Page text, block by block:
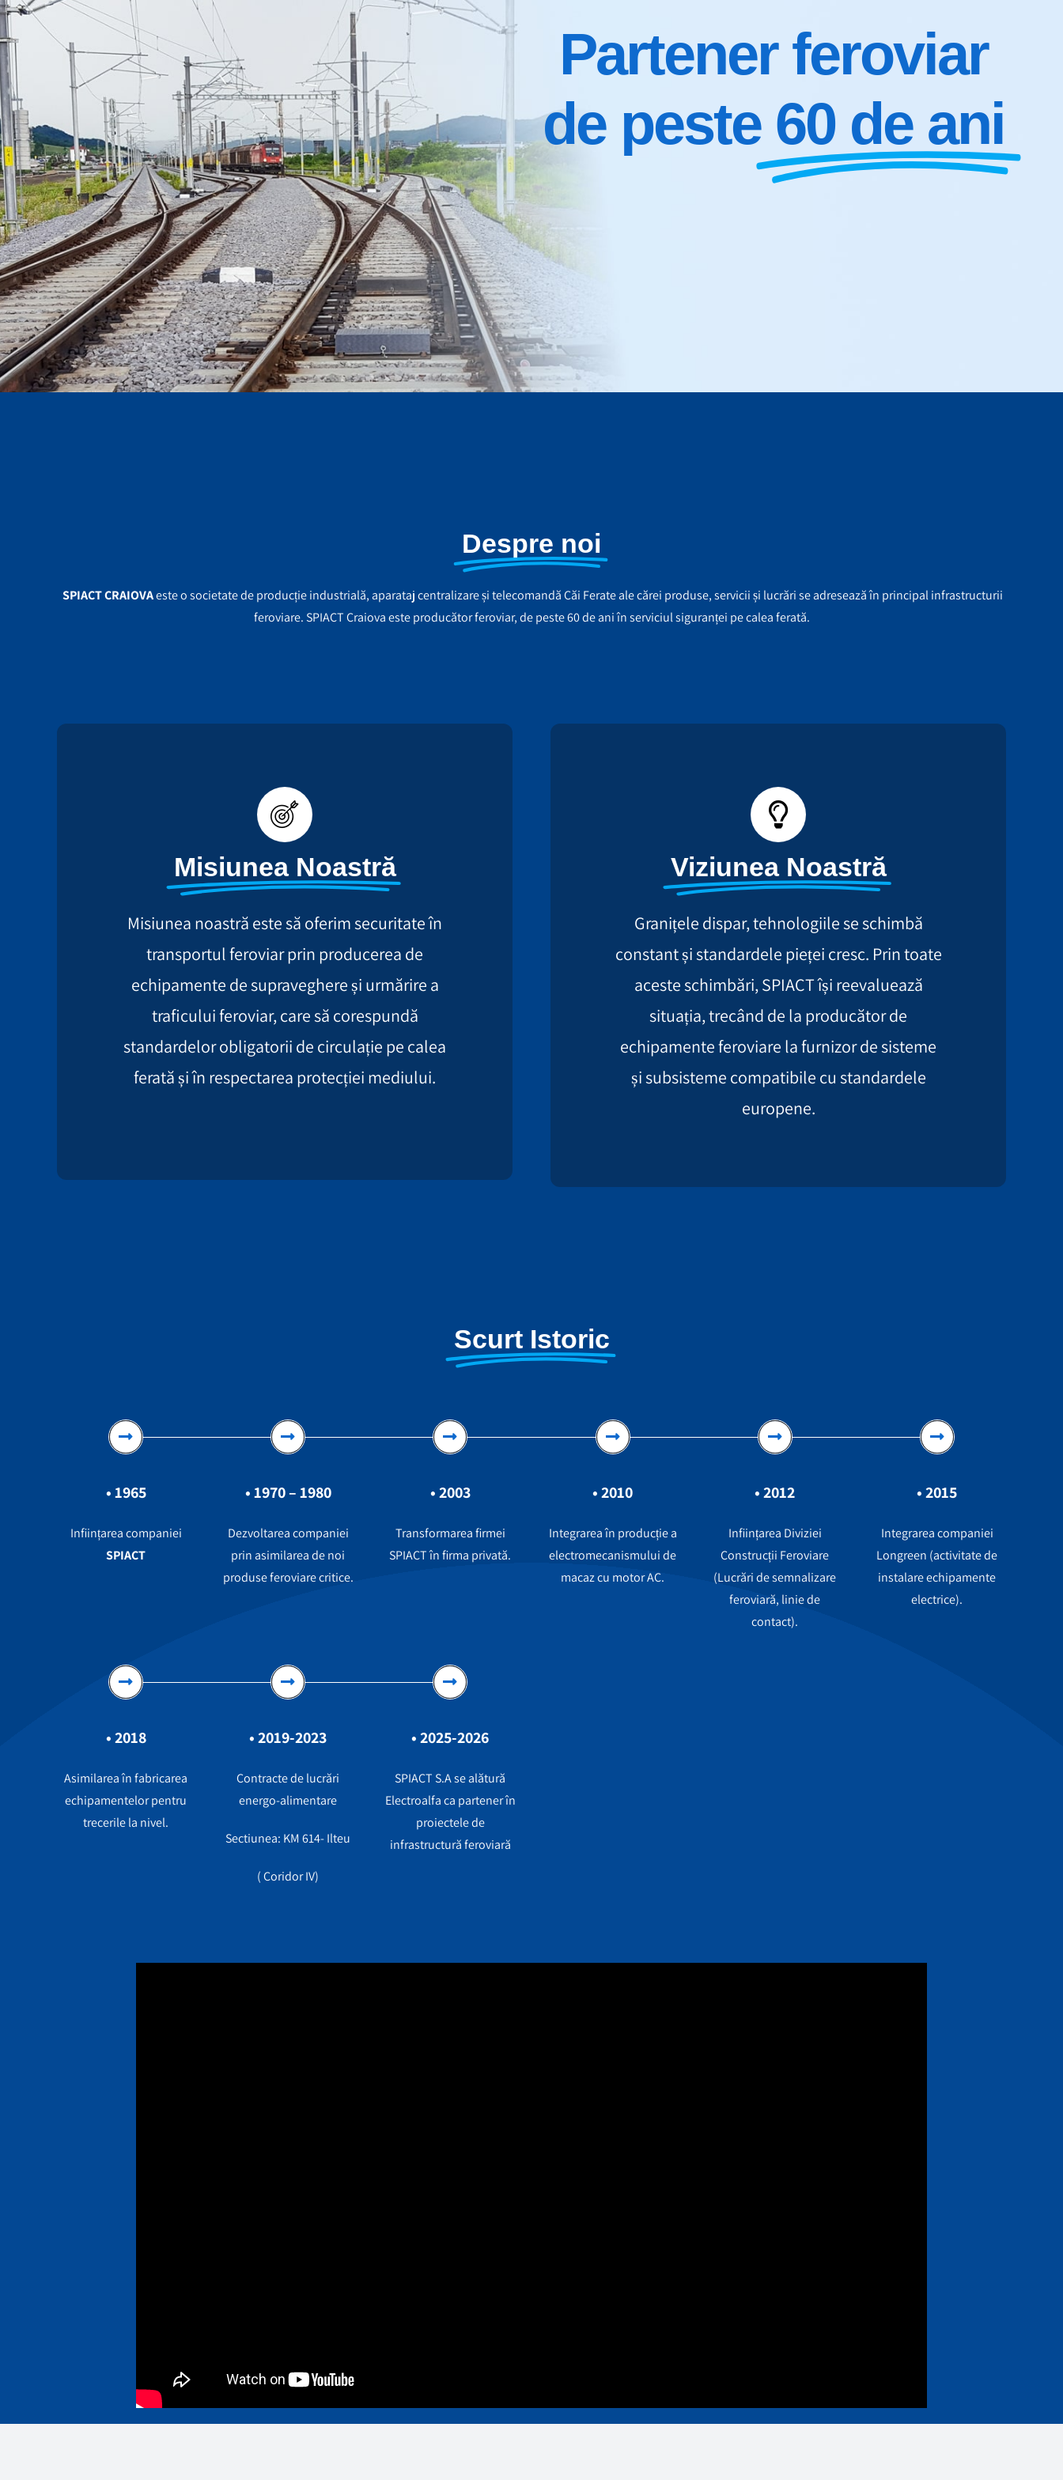
Partener feroviar
de peste 60 de ani
Despre noi
SPIACT CRAIOVAeste o societate deproducție industrială, aparataj centralizare și telecomandă Căi Ferate ale cărei produse, servicii și lucrări se adresează în principalinfrastructurii
feroviare. SPIACT Craiova este producător feroviar, de peste 60 de ani în serviciul siguranței pecalea ferată.
Misiunea Noastră
Misiunea noastră este să oferim securitate în
transportul feroviar prin producerea de
echipamente de supraveghere și urmărire a
traficului feroviar, care să corespundă
standardelor obligatorii de circulație pe calea
ferată și în respectarea protecției mediului.
Viziunea Noastră
Granițele dispar, tehnologiile se schimbă
constant și standardele pieței cresc. Prin toate
aceste schimbări, SPIACT își reevaluează
situația, trecând de la producător de
echipamente feroviare la furnizor de sisteme
și subsisteme compatibile cu standardele
europene.
Scurt Istoric
• 1965
Inființarea companiei
SPIACT
• 1970 – 1980
Dezvoltarea companiei
prin asimilarea de noi
produse feroviare critice.
• 2003
Transformarea firmei
SPIACT în firma privată.
• 2010
Integrarea în producție a
electromecanismului de
macaz cu motor AC.
• 2012
Inființarea Diviziei
Construcții Feroviare
(Lucrări de semnalizare
feroviară, linie de
contact).
• 2015
Integrarea companiei
Longreen (activitate de
instalare echipamente
electrice).
• 2018
Asimilarea în fabricarea
echipamentelor pentru
trecerile la nivel.
• 2019-2023
Contracte de lucrări
energo-alimentare
Sectiunea: KM 614- Ilteu
( Coridor IV)
• 2025-2026
SPIACT S.A se alătură
Electroalfa ca partener în
proiectele de
infrastructură feroviară